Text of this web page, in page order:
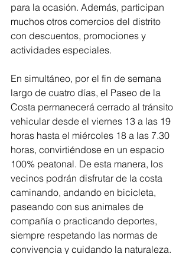
para la ocasión. Además, participan
muchos otros comercios del distrito
con descuentos, promociones y
actividades especiales.
En simultáneo, por el fin de semana
largo de cuatro días, el Paseo de la
Costa permanecerá cerrado al tránsito
vehicular desde el viernes 13 a las 19
horas hasta el miércoles 18 a las 7.30
horas, convirtiéndose en un espacio
100% peatonal. De esta manera, los
vecinos podrán disfrutar de la costa
caminando, andando en bicicleta,
paseando con sus animales de
compañía o practicando deportes,
siempre respetando las normas de
convivencia y cuidando la naturaleza.